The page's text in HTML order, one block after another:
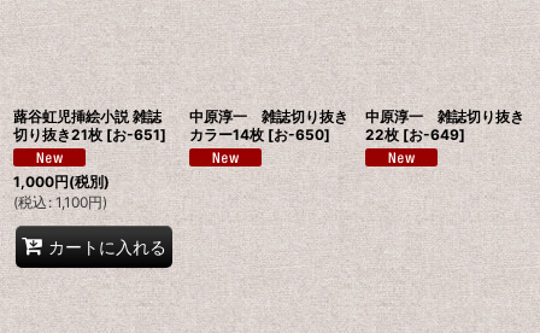
蕗谷虹児挿絵小説 雑誌
切り抜き21枚 [お-651]
1,000円(税別)
(税込 : 1,100円)
カートに入れる
中原淳一 雑誌切り抜き
カラー14枚 [お-650]
中原淳一 雑誌切り抜き
22枚 [お-649]